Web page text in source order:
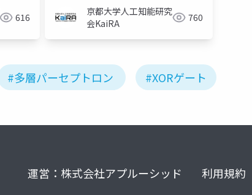
616
京都大学人工知能研究
会KaiRA
760
#多層パーセプトロン #XORゲート
運営：株式会社アプルーシッド 利用規約